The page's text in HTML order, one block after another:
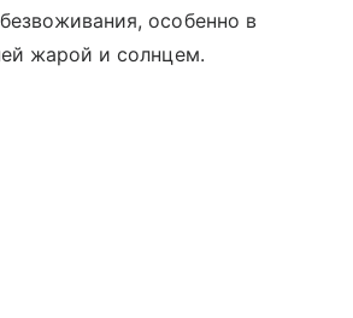
особенно в
жарой и солнцем.